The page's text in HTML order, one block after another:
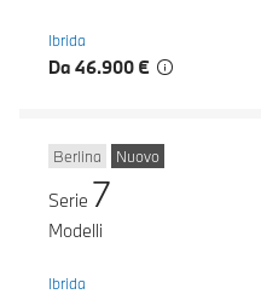
Ibrida
Da 46.900 €
Berlina Nuovo
Serie 7
Modelli
Ibrida